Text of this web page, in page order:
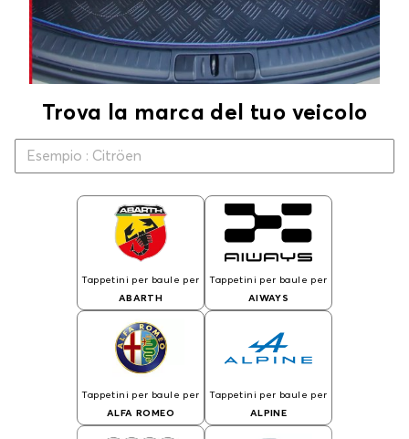
Trova la marca del tuo veicolo
Tappetini per baule per
ABARTH
Tappetini per baule per
AIWAYS
Tappetini per baule per
ALFA ROMEO
Tappetini per baule per
ALPINE